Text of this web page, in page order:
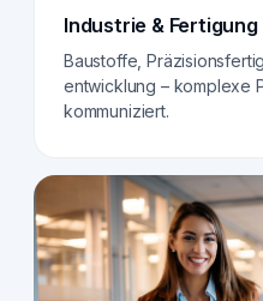
Industrie & Fertigung
Baustoffe,
entwicklung – komplexe
kommuniziert.